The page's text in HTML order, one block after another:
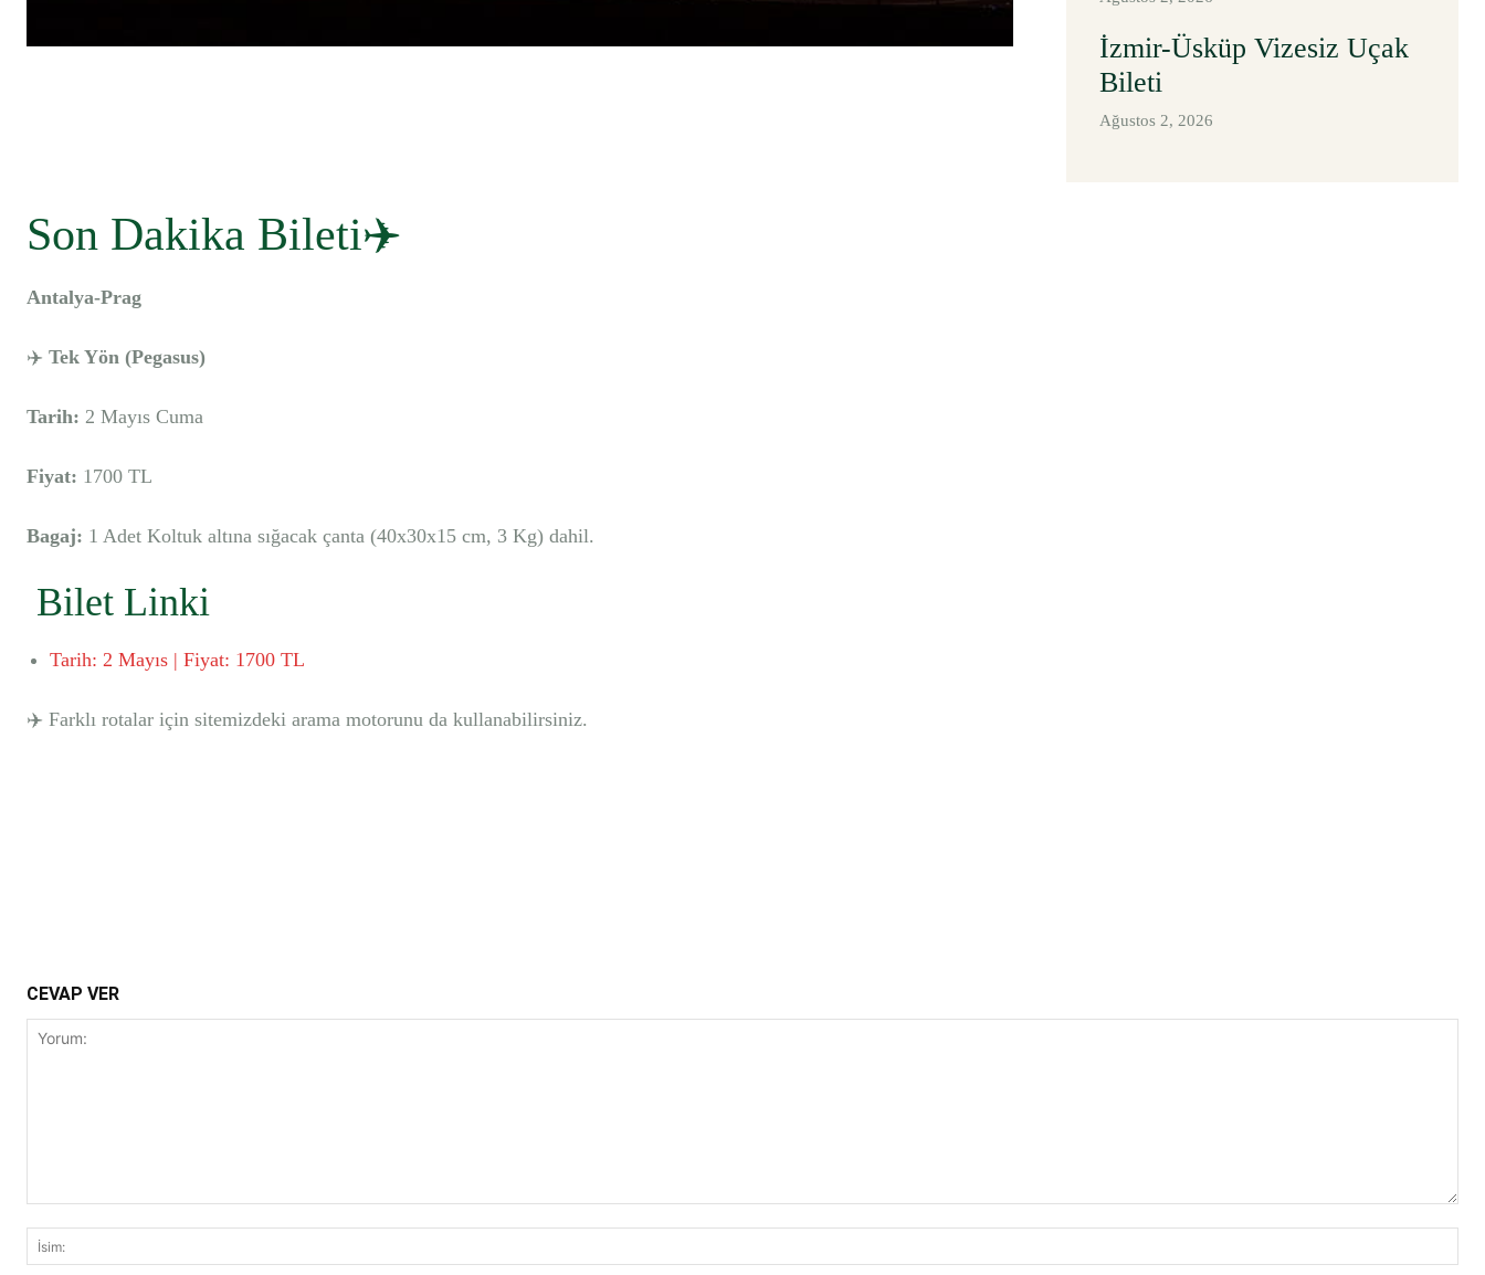
Son Dakika Bileti✈️
Antalya-Prag
✈️ Tek Yön (Pegasus)
Tarih: 2 Mayıs Cuma
Fiyat: 1700 TL
Bagaj: 1 Adet Koltuk altına sığacak çanta (40x30x15 cm, 3 Kg) dahil.
️ Bilet Linki
Tarih: 2 Mayıs | Fiyat: 1700 TL
✈️ Farklı rotalar için sitemizdeki arama motorunu da kullanabilirsiniz.
İzmir-Üsküp Vizesiz Uçak
Bileti
Ağustos 2, 2026
CEVAP VER